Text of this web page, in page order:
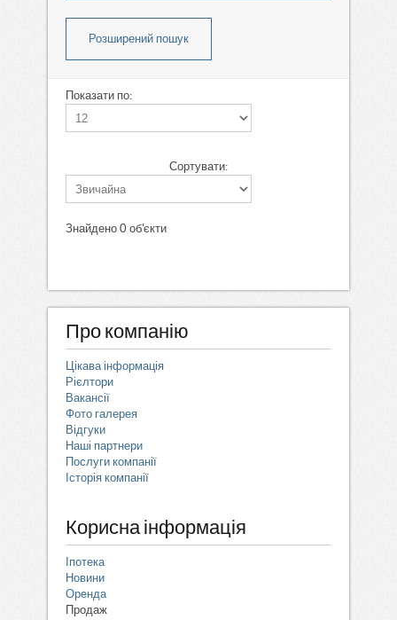
Розширений пошук
Показати по:
Сортувати:
Знайдено 0 об'єкти
Про компанію
Цікава інформація
Рієлтори
Вакансії
Фото галерея
Відгуки
Наші партнери
Послуги компанії
Історія компанії
Корисна інформація
Іпотека
Новини
Оренда
Продаж